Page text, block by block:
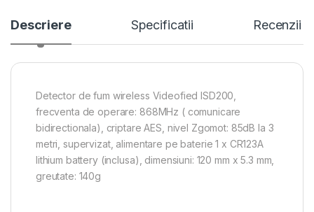
Descriere Specificatii Recenzii
Detector de fum wireless Videofied ISD200,
frecventa de operare: 868MHz ( comunicare
bidirectionala), criptare AES, nivel Zgomot: 85dB la 3
metri, supervizat, alimentare pe baterie 1 x CR123A
lithium battery (inclusa), dimensiuni: 120 mm x 5.3 mm,
greutate: 140g